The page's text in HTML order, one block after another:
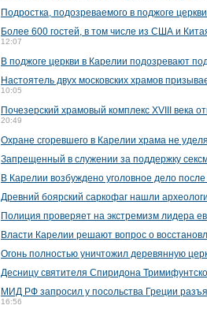
Подростка, подозреваемого в поджоге
Более 600 гостей, в том числе из США и
12:07
В поджоге церкви в Карелии подозревают
Настоятель двух московских храмов
10:05
Почезерский храмовый комплекс XVIII века
20:49
Охране сгоревшего в Карелии храма не
Запрещенный в служении за поддержку
В Карелии возбуждено уголовное дело
Древний боярский саркофаг нашли
Полиция проверяет на экстремизм лидера
Власти Карелии решают вопрос о
Огонь полностью уничтожил деревянную
Десницу святителя Спиридона
МИД РФ запросил у посольства Греции
16:56